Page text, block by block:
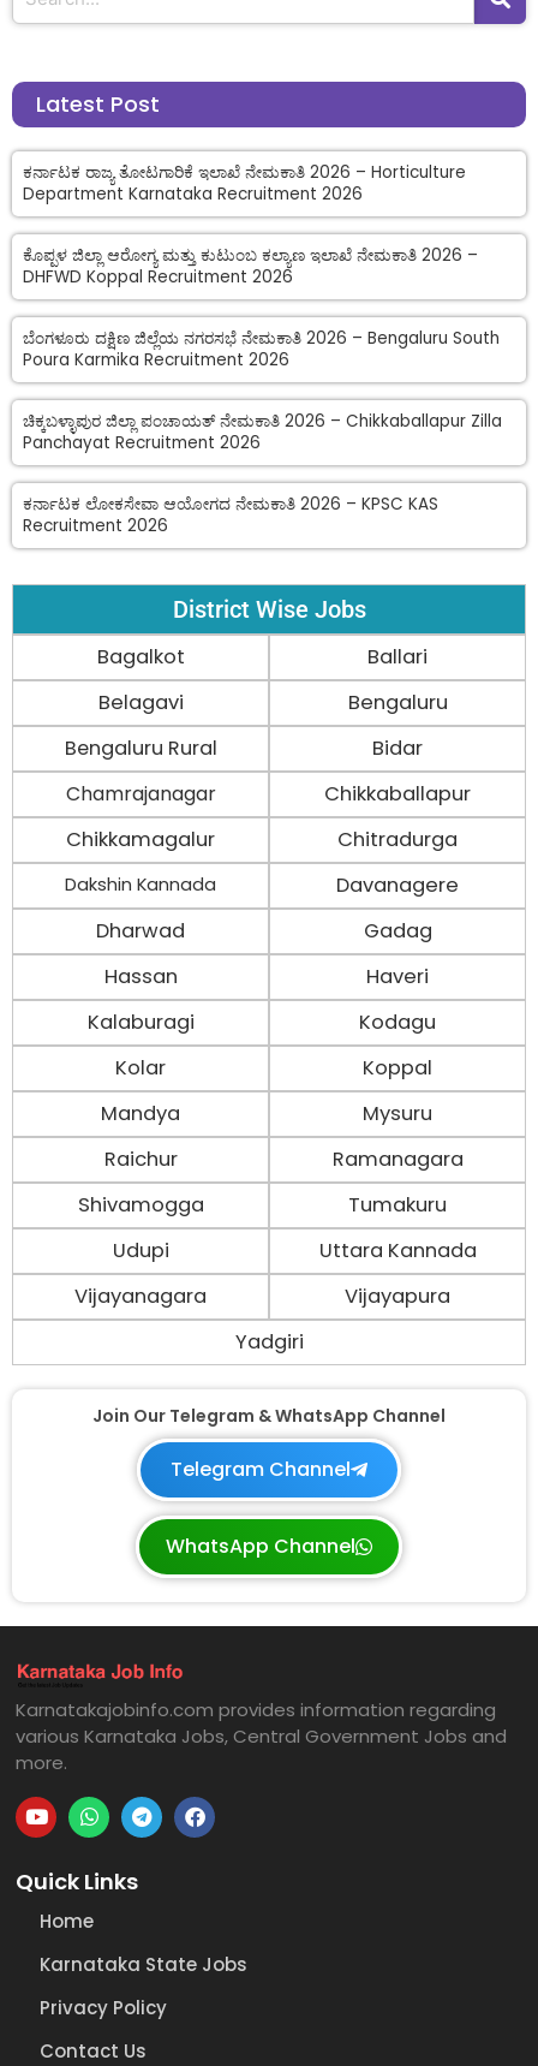
Latest Post
ಕರ್ನಾಟಕ ರಾಜ್ಯ ತೋಟಗಾರಿಕೆ ಇಲಾಖೆ ನೇಮಕಾತಿ 2026 – Horticulture
Department Karnataka Recruitment 2026
ಕೊಪ್ಪಳ ಜಿಲ್ಲಾ ಆರೋಗ್ಯ ಮತ್ತು ಕುಟುಂಬ ಕಲ್ಯಾಣ ಇಲಾಖೆ ನೇಮಕಾತಿ 2026 –
DHFWD Koppal Recruitment 2026
ಬೆಂಗಳೂರು ದಕ್ಷಿಣ ಜಿಲ್ಲೆಯ ನಗರಸಭೆ ನೇಮಕಾತಿ 2026 – Bengaluru South
Poura Karmika Recruitment 2026
ಚಿಕ್ಕಬಳ್ಳಾಪುರ ಜಿಲ್ಲಾ ಪಂಚಾಯತ್ ನೇಮಕಾತಿ 2026 – Chikkaballapur Zilla
Panchayat Recruitment 2026
ಕರ್ನಾಟಕ ಲೋಕಸೇವಾ ಆಯೋಗದ ನೇಮಕಾತಿ 2026 – KPSC KAS
Recruitment 2026
District Wise Jobs
Bagalkot
Ballari
Belagavi
Bengaluru
Bengaluru Rural
Bidar
Chamrajanagar
Chikkaballapur
Chikkamagalur
Chitradurga
Dakshin Kannada
Davanagere
Dharwad
Gadag
Hassan
Haveri
Kalaburagi
Kodagu
Kolar
Koppal
Mandya
Mysuru
Raichur
Ramanagara
Shivamogga
Tumakuru
Udupi
Uttara Kannada
Vijayanagara
Vijayapura
Yadgiri
Join Our Telegram & WhatsApp Channel
Telegram Channel
WhatsApp Channel
Karnatakajobinfo.com provides information regarding
various Karnataka Jobs, Central Government Jobs and
more.
Quick Links
Home
Karnataka State Jobs
Privacy Policy
Contact Us